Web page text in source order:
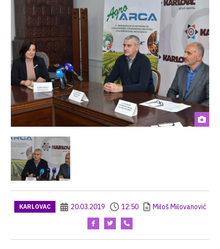
KARLOVAC 20.03.2019 12:50 Miloš Milovanović